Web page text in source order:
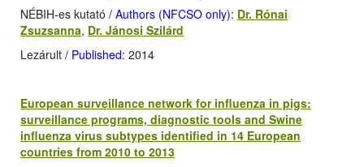
NÉBIH-es kutató / Authors (NFCSO only): Dr. Rónai
Zsuzsanna, Dr. Jánosi Szilárd
Lezárult / Published: 2014
European surveillance network for influenza in pigs:
surveillance programs, diagnostic tools and Swine
influenza virus subtypes identified in 14 European
countries from 2010 to 2013